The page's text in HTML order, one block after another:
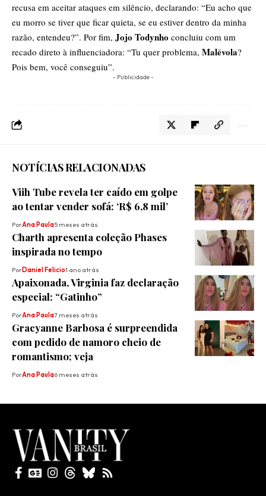
recusa em aceitar ataques em silêncio, declarando: “Eu acho que
eu morro se tiver que ficar quieta, se eu estiver dentro da minha
razão, entendeu?”. Por fim, Jojo Todynho concluiu com um
recado direto à influenciadora: “Tu quer problema, Malévola?
Pois bem, você conseguiu”.
- Publicidade -
NOTÍCIAS RELACIONADAS
Viih Tube revela ter caído em golpe
ao tentar vender sofá: ‘R$ 6,8 mil’
PorAna Paula5 meses atrás
Charth apresenta coleção Phases
inspirada no tempo
PorDaniel Felicio1 ano atrás
Apaixonada, Virginia faz declaração
especial: “Gatinho”
PorAna Paula7 meses atrás
Gracyanne Barbosa é surpreendida
com pedido de namoro cheio de
romantismo; veja
PorAna Paula6 meses atrás